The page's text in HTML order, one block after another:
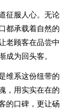
征服人心。无论
都承载着自然的
老顾客在品尝中
为回头客。
维系这份纽带的
，用实实在在的
的口碑，更让砀